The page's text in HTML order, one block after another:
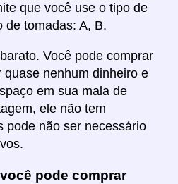
que você use o tipo de
de tomadas: A, B.
Você pode comprar
quase nenhum dinheiro e
em sua mala de
ele não tem
pode não ser necessário
pode comprar